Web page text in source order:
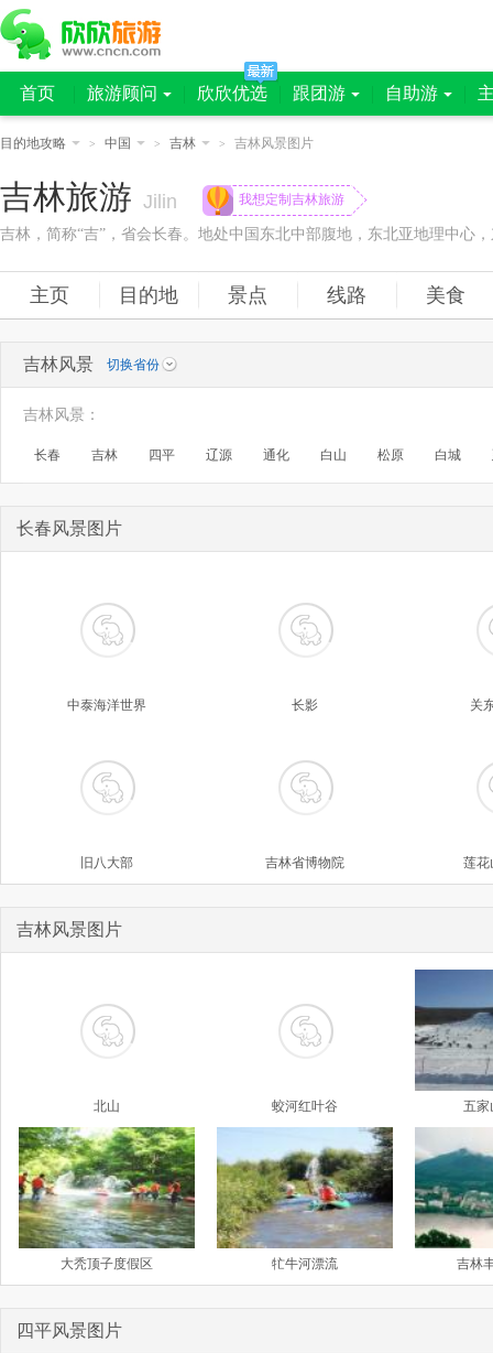
首页 旅游顾问 欣欣优选 跟团游 自助游
目的地攻略 > 中国 > 吉林 > 吉林风景图片
吉林旅游 Jilin 我想定制吉林旅游
主页 目的地 景点 线路 美食
吉林风景 切换省份
吉林风景 ：
长春 吉林 四平 辽源 通化 白山 松原 白城
长春风景图片
中泰海洋世界 长影 关
旧八大部 吉林省博物院 莲花
吉林风景图片
北山 蛟河红叶谷 五家
大秃顶子度假区 牤牛河漂流 吉林
四平风景图片